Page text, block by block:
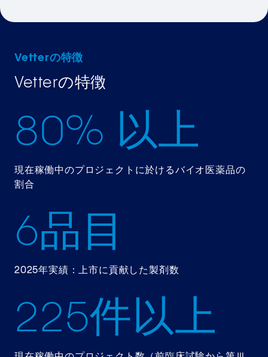
Vetterの特徴
Vetterの特徴
80% 以上
現在稼働中のプロジェクトに於けるバイオ医薬品の
割合
6品目
2025年実績：上市に貢献した製剤数
225件以上